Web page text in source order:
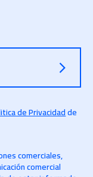
de Privacidadde
comerciales,
comercial